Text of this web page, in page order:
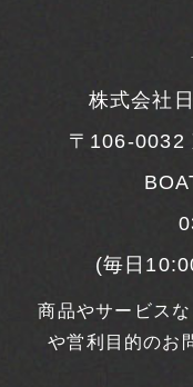
株式会社
〒106-0032
(毎日
商品やサービス
や営利目的のお